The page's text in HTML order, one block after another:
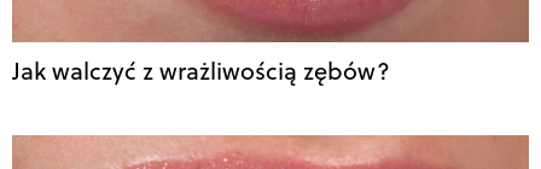
Jak walczyć z wrażliwością zębów?